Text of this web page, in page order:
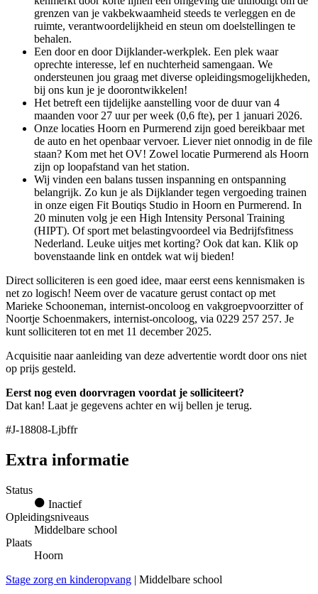
grenzen van je vakbekwaamheid steeds te verleggen en de
ruimte, verantwoordelijkheid en steun om doelstellingen te
behalen.
Een door en door Dijklander-werkplek. Een plek waar
oprechte interesse, lef en nuchterheid samengaan. We
ondersteunen jou graag met diverse opleidingsmogelijkheden,
bij ons kun je je doorontwikkelen!
Het betreft een tijdelijke aanstelling voor de duur van 4
maanden voor 27 uur per week (0,6 fte), per 1 januari 2026.
Onze locaties Hoorn en Purmerend zijn goed bereikbaar met
de auto en het openbaar vervoer. Liever niet onnodig in de file
staan? Kom met het OV! Zowel locatie Purmerend als Hoorn
zijn op loopafstand van het station.
Wij vinden een balans tussen inspanning en ontspanning
belangrijk. Zo kun je als Dijklander tegen vergoeding trainen
in onze eigen Fit Boutiqs Studio in Hoorn en Purmerend. In
20 minuten volg je een High Intensity Personal Training
(HIPT). Of sport met belastingvoordeel via Bedrijfsfitness
Nederland. Leuke uitjes met korting? Ook dat kan. Klik op
bovenstaande link en ontdek wat wij bieden!
Direct solliciteren is een goed idee, maar eerst eens kennismaken is
net zo logisch! Neem over de vacature gerust contact op met
Marieke Schooneman, internist-oncoloog en vakgroepvoorzitter of
Noortje Schoenmakers, internist-oncoloog, via 0229 257 257. Je
kunt solliciteren tot en met 11 december 2025.
Acquisitie naar aanleiding van deze advertentie wordt door ons niet
op prijs gesteld.
Eerst nog even doorvragen voordat je solliciteert?
Dat kan! Laat je gegevens achter en wij bellen je terug.
#J-18808-Ljbffr
Extra informatie
Status
Inactief
Opleidingsniveaus
Middelbare school
Plaats
Hoorn
Stage zorg en kinderopvang | Middelbare school